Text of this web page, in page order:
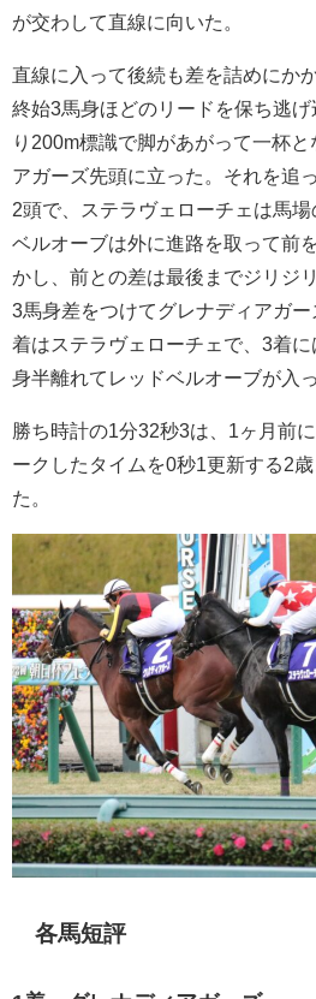
が交わして直線に向いた。
直線に入って後続も差を詰めにか
終始3馬身ほどのリードを保ち逃
り200m標識で脚があがって一杯
アガーズ先頭に立った。それを追
2頭で、ステラヴェローチェは馬
ベルオーブは外に進路を取って前
かし、前との差は最後までジリジ
3馬身差をつけてグレナディアガ
着はステラヴェローチェで、3着
身半離れてレッドベルオーブが入っ
勝ち時計の1分32秒3は、1ヶ月前
ークしたタイムを0秒1更新する2
た。
各馬短評